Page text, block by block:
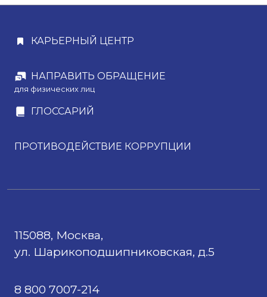
КАРЬЕРНЫЙ ЦЕНТР
НАПРАВИТЬ ОБРАЩЕНИЕ
для физических лиц
ГЛОССАРИЙ
ПРОТИВОДЕЙСТВИЕ КОРРУПЦИИ
115088, Москва,
ул. Шарикоподшипниковская, д.5
8 800 7007-214